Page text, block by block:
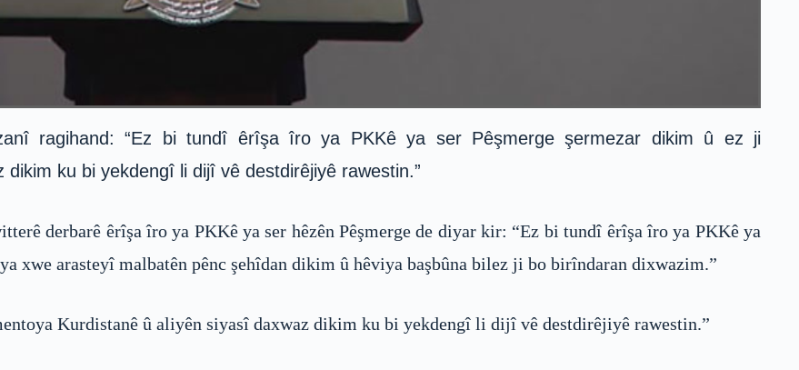
ragihand: “Ez bi tundî êrîşa îro ya PKKê ya ser Pêşmerge şermezar dikim û ez ji
ku bi yekdengî li dijî vê destdirêjiyê rawestin.”
derbarê êrîşa îro ya PKKê ya ser hêzên Pêşmerge de diyar kir: “Ez bi tundî êrîşa îro ya PKKê ya
xwe arasteyî malbatên pênc şehîdan dikim û hêviya başbûna bilez ji bo birîndaran dixwazim.”
Kurdistanê û aliyên siyasî daxwaz dikim ku bi yekdengî li dijî vê destdirêjiyê rawestin.”